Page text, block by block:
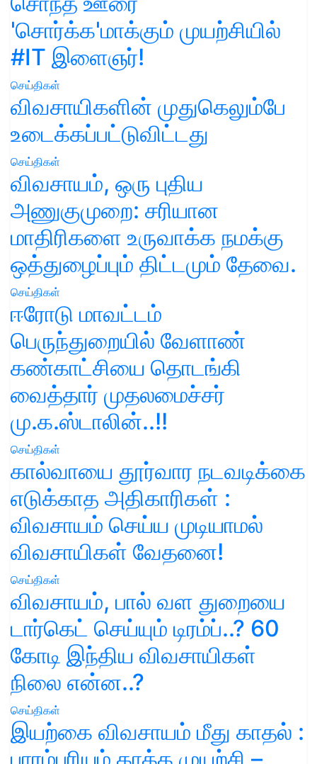
'சொர்க்க'மாக்கும் முயற்சியில்
#IT இளைஞர்!
செய்திகள்
விவசாயிகளின் முதுகெலும்பே
உடைக்கப்பட்டுவிட்டது
செய்திகள்
விவசாயம், ஒரு புதிய
அணுகுமுறை: சரியான
மாதிரிகளை உருவாக்க நமக்கு
ஒத்துழைப்பும் திட்டமும் தேவை.
செய்திகள்
ஈரோடு மாவட்டம்
பெருந்துறையில் வேளாண்
கண்காட்சியை தொடங்கி
வைத்தார் முதலமைச்சர்
மு.க.ஸ்டாலின்..!!
செய்திகள்
கால்வாயை தூர்வார நடவடிக்கை
எடுக்காத அதிகாரிகள் :
விவசாயம் செய்ய முடியாமல்
விவசாயிகள் வேதனை!
செய்திகள்
விவசாயம், பால் வள துறையை
டார்கெட் செய்யும் டிரம்ப்..? 60
கோடி இந்திய விவசாயிகள்
நிலை என்ன..?
செய்திகள்
இயற்கை விவசாயம் மீது காதல் :